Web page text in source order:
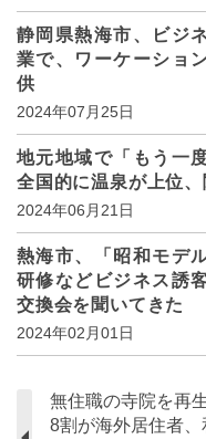
静岡県熱海市、ビジ
業で、ワーケーショ
供
2024年07月25日
地元地域で「もう一
全国的に温泉が上位
2024年06月21日
熱海市、「昭和モデ
研修などビジネス誘
交換会を聞いてきた
2024年02月01日
無住職の寺院を再
8割が海外居住者